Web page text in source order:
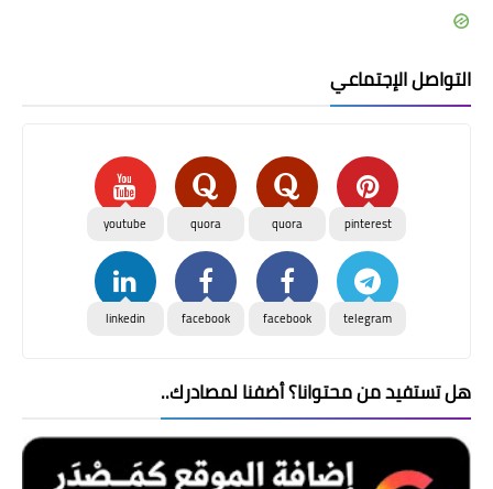
التواصل الإجتماعي
pinterest
quora
quora
youtube
telegram
facebook
facebook
linkedin
هل تستفيد من محتوانا؟ أضفنا لمصادرك..